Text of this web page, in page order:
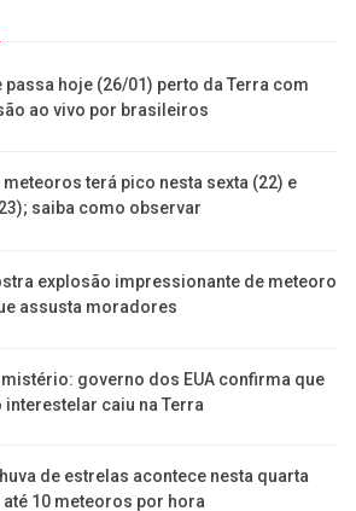
hoje (26/01) perto da Terra com
ao vivo por brasileiros
meteoros terá pico nesta sexta (22) e
saiba como observar
explosão impressionante de meteoro
assusta moradores
governo dos EUA confirma que
interestelar caiu na Terra
de estrelas acontece nesta quarta
até 10 meteoros por hora